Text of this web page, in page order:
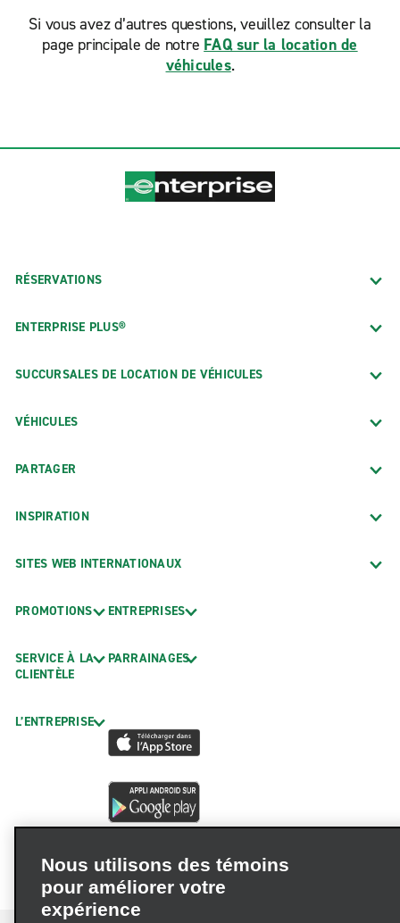
Si vous avez d’autres questions, veuillez consulter la
page principale de notre FAQ sur la location de
véhicules.
RÉSERVATIONS
ENTERPRISE PLUS®
SUCCURSALES DE LOCATION DE VÉHICULES
VÉHICULES
PARTAGER
INSPIRATION
SITES WEB INTERNATIONAUX
PROMOTIONS
SERVICE À LA
CLIENTÈLE
L’ENTREPRISE
ENTREPRISES
PARRAINAGES
Nous utilisons des témoins
pour améliorer votre
expérience